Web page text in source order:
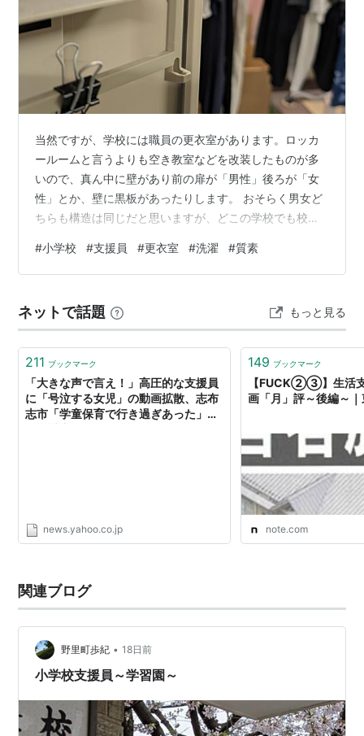
当然ですが、学校には職員の更衣室があります。ロッカ
ールームと言うよりも空き教室などを改装したものが多
いので、真ん中に壁があり前の扉が「男性」後ろが「女
性」とか、壁に黒板があったりします。 おそらく男女ど
ちらも構造は同じだと思いますが、どこの学校でも校内
て物干し用のラックや洗濯物を吊るすロープが張られて
います。 学校でスラックスにワイシャツを着ているの
方は、ほぼ一日をジャージで過ごします。汚れれば干し
てあるジャージを着て、汚れものは洗濯機へ。つまり２
～３着の着回しです。運動場の遠くにいる先生の顔が…
#小学校 #支援員 #更衣室 #洗濯 #質素
ネットで話題 もっと見る
211 ブックマーク
「大きな声で言え！」高圧的な支援員
に「号泣する女児」の動画拡散、志布
志市「学童保育で行き過ぎあった」
news.yahoo.co.jp
149 ブックマーク
【FUCK②③】生活
画「月」評～後編～
note.com
関連ブログ
野里町歩紀 • 18日前
小学校支援員～学習園～